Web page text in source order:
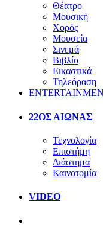
Θέατρο
Μουσική
Χορός
Μουσεία
Σινεμά
Βιβλίο
Εικαστικά
Τηλεόραση
22ΟΣ ΑΙΩΝΑΣ
Τεχνολογία
Επιστήμη
Διάστημα
Καινοτομία
VIDEO